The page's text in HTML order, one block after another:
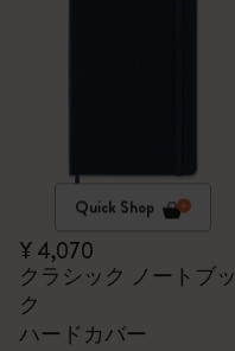
Quick Shop
¥ 4,070
クラシック ノートブッ
ク
ハードカバー